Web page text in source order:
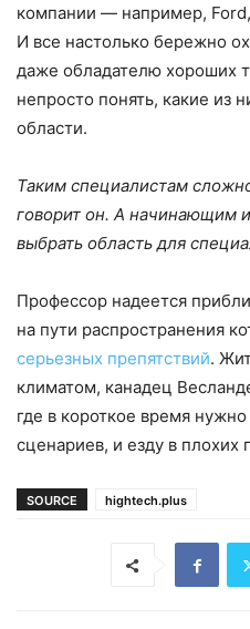
компании — например,
И все настолько бережно
даже обладателю хороших
непросто понять, какие из
области.
Таким специалистам
говорит он. А начинающим
выбрать область для
Профессор надеется
на пути распространения
серьезных препятствий.
климатом, канадец
где в короткое время
сценариев, и езду в плохих
SOURCE hightech.plus